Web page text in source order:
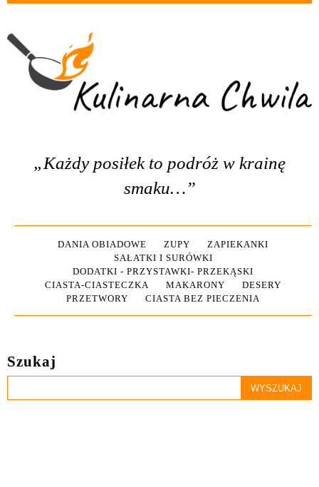
„Każdy posiłek to podróż w krainę
smaku…”
DANIA OBIADOWE ZUPY
ZAPIEKANKI
SAŁATKI I SURÓWKI
DODATKI - PRZYSTAWKI- PRZEKĄSKI
CIASTA-CIASTECZKA
MAKARONY
DESERY
PRZETWORY
CIASTA BEZ PIECZENIA
Szukaj